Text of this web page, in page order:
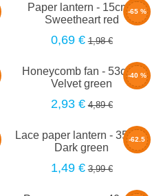
-65 %
Paper lantern - 15cm -
Sweetheart red
0,69 € 1,98 €
-40 %
Honeycomb fan - 53cm -
Velvet green
2,93 € 4,89 €
-62.5
Lace paper lantern - 35cm -
Dark green
1,49 € 3,99 €